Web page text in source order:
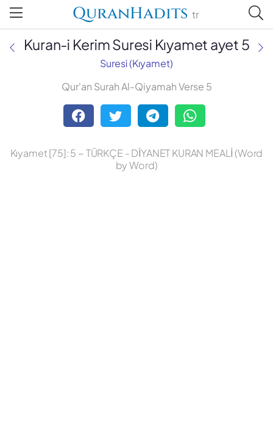
QuranHadits tr
Abdulbaki Gölpınarlı
Adem Uğur
Ali Bulaç
Kuran-i Kerim Suresi Kıyamet ayet 5
Suresi (Kıyamet)
Qur'an Surah Al-Qiyamah Verse 5
Kıyamet [75]: 5 ~ TÜRKÇE - DİYANET KURAN MEALİ (Word
by Word)